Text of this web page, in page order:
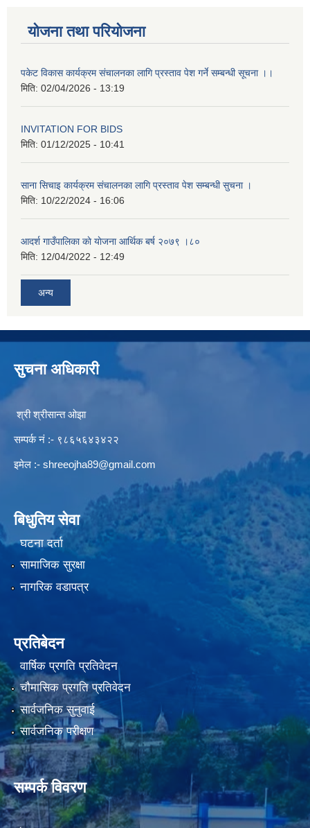
योजना तथा परियोजना
पकेट विकास कार्यक्रम संचालनका लागि प्रस्ताव पेश गर्ने सम्बन्धी सूचना ।।
मिति: 02/04/2026 - 13:19
INVITATION FOR BIDS
मिति: 01/12/2025 - 10:41
साना सिचाइ कार्यक्रम संचालनका लागि प्रस्ताव पेश सम्बन्धी सुचना ।
मिति: 10/22/2024 - 16:06
आदर्श गाउँपालिका काे याेजना आर्थिक बर्ष २०७९ ।८०
मिति: 12/04/2022 - 12:49
अन्य
सुचना अधिकारी
श्री श्रीसान्त ओझा
सम्पर्क नं :- ९८६५६४३४२२
इमेल :- shreeojha89@gmail.com
बिधुतिय सेवा
घटना दर्ता
सामाजिक सुरक्षा
नागरिक वडापत्र
प्रतिबेदन
वार्षिक प्रगति प्रतिवेदन
चौमासिक प्रगति प्रतिवेदन
सार्वजनिक सुनुवाई
सार्वजनिक परीक्षण
सम्पर्क विवरण